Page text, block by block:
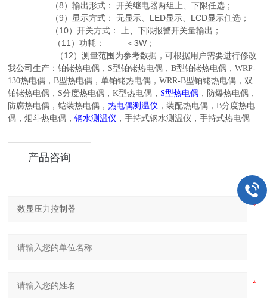
（8）输出形式： 开关继电器两组上、下限任选；
（9）显示方式： 无显示、LED显示、LCD显示任选；
（10）开关方式： 上、下限报警开关量输出；
（11）功耗： ＜3W；
（12）测量范围为参考数据，可根据用户需要进行修改
我公司生产：铂铑热电偶， S型铂铑热电偶，B型铂铑热电偶，WRP-
130热电偶，B型热电偶，单铂铑热电偶，WRR-B型铂铑热电偶，双
铂铑热电偶， S分度热电偶，K型热电偶， S型热电偶 ，防爆热电偶，
防腐热电偶，铠装热电偶，热电偶测温仪 ，装配热电偶，B分度热电
偶，烟斗热电偶，钢水测温仪 ，手持式钢水测温仪，手持式热电偶
产品咨询